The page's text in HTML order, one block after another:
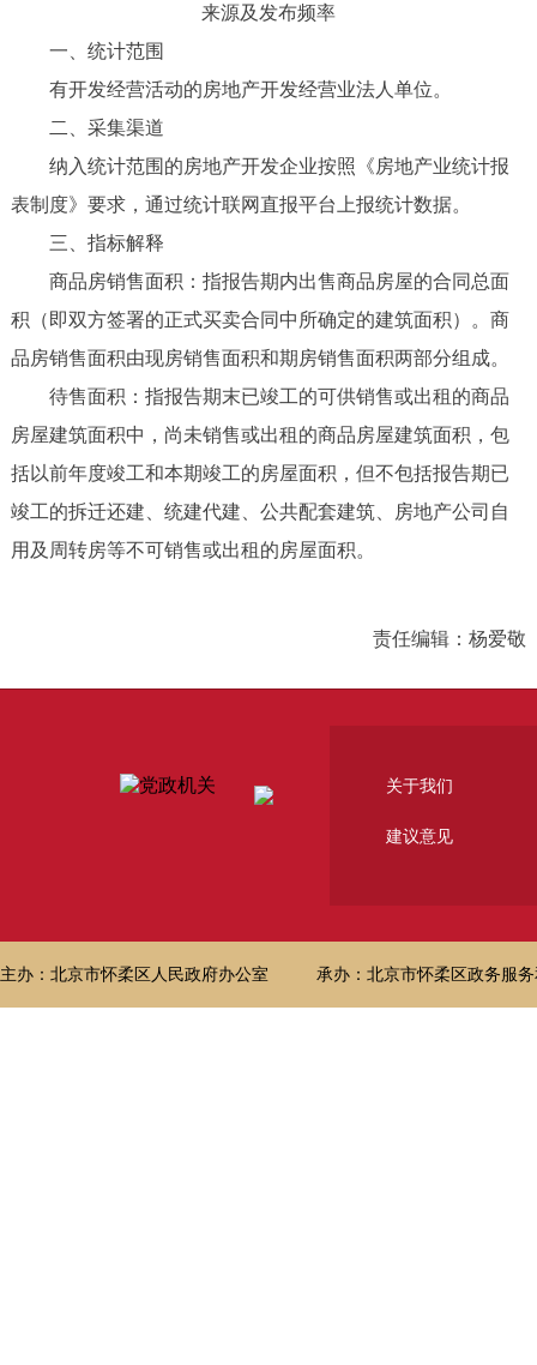
来源及发布频率
一、统计范围
有开发经营活动的房地产开发经营业法人单位。
二、采集渠道
纳入统计范围的房地产开发企业按照《房地产业统计报
表制度》要求，通过统计联网直报平台上报统计数据。
三、指标解释
商品房销售面积：指报告期内出售商品房屋的合同总面
积（即双方签署的正式买卖合同中所确定的建筑面积）。商
品房销售面积由现房销售面积和期房销售面积两部分组成。
待售面积：指报告期末已竣工的可供销售或出租的商品
房屋建筑面积中，尚未销售或出租的商品房屋建筑面积，包
括以前年度竣工和本期竣工的房屋面积，但不包括报告期已
竣工的拆迁还建、统建代建、公共配套建筑、房地产公司自
用及周转房等不可销售或出租的房屋面积。
责任编辑：杨爱敬
关于我们
建议意见
主办：北京市怀柔区人民政府办公室 承办：北京市怀柔区政务服